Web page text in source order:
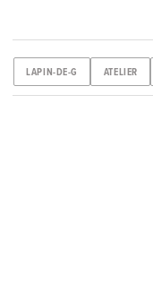
LAPIN-DE-G ATELIER